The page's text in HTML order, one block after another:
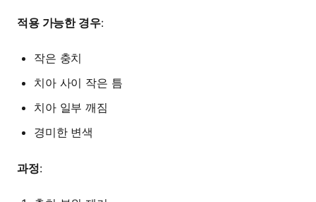
적용 가능한 경우:
작은 충치
치아 사이 작은 틈
치아 일부 깨짐
경미한 변색
과정: